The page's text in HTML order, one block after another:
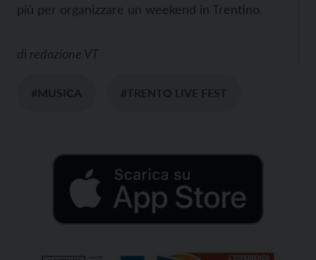
più per organizzare un weekend in Trentino.
di redazione VT
#MUSICA #TRENTO LIVE FEST